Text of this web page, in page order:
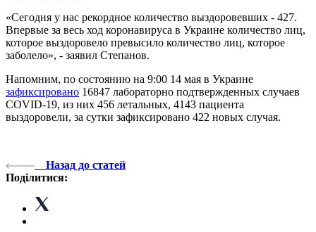
«Сегодня у нас рекордное количество выздоровевших - 427.
Впервые за весь ход коронавируса в Украине количество лиц,
которое выздоровело превысило количество лиц, которое
заболело», - заявил Степанов.
Напомним, по состоянию на 9:00 14 мая в Украине
зафиксировано 16847 лабораторно подтвержденных случаев
COVID-19, из них 456 летальных, 4143 пациента
выздоровели, за сутки зафиксировано 422 новых случая.
Назад до статей
Поділитися: